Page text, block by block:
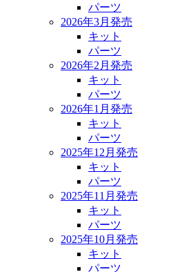
パーツ
2026年3月発売
キット
パーツ
2026年2月発売
キット
パーツ
2026年1月発売
キット
パーツ
2025年12月発売
キット
パーツ
2025年11月発売
キット
パーツ
2025年10月発売
キット
パーツ